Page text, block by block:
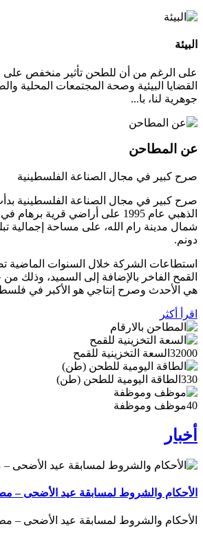
البيئة
على الرغم من أن للطحن تأثير منخفص على
القضايا البيئية وصحة المجتمعات المحلية
جوهرية لنا، با...
عن المطاحن
صرح كبير في مجال الصناعة الفلسطينية
صرح كبير في مجال الصناعة الفلسطينية
الذهبي عام 1995 على أراضي قرية
دونم.
استطاعات الشركة خلال السنوات الماضية
القمح الفاخر بالإضافة إلى السميد، وذلك من
هي الأحدث وصرح إنتاجي هو الأكبر في
اقرأ أكثر
32000 السعة التخزينية للقمح
330 الطاقة اليومية للطحن (طن)
40موظف وموظفة
أخبار
الأحكام والشروط لمسابقة عيد الأضحى –
الأحكام والشروط لمسابقة عيد الأضحى –